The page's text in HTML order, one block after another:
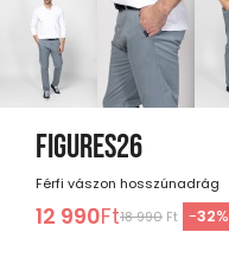
FIGURES26
Férfi vászon hosszúnadrág
12 990Ft18 990 Ft -32%